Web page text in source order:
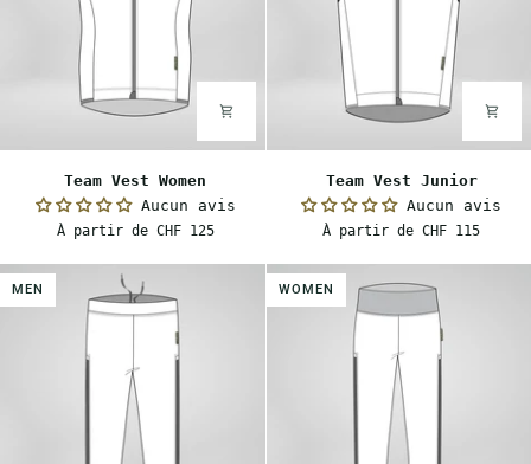
Women
Team Vest Women
Aucun avis
À partir de CHF 125
Junior
Team Vest Junior
Aucun avis
À partir de CHF 115
MEN WOMEN